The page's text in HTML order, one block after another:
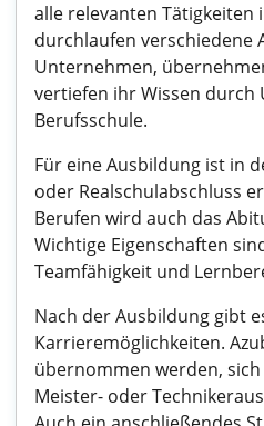
alle relevanten Tätigkeiten
durchlaufen verschiedene
Unternehmen,
vertiefen ihr Wissen
Berufsschule.
Für eine Ausbildung ist in
oder Realschulabschluss
Berufen wird auch das
Wichtige Eigenschaften
Teamfähigkeit und
Nach der Ausbildung gibt
Karrieremöglichkeiten.
übernommen werden,
Meister- oder